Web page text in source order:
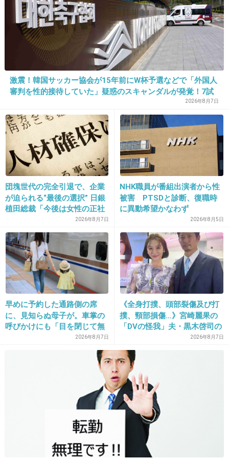
ネットは怖いよね
+32 -35
2014/04/23(水) 16:01:02
ワザとらしい口調がうざい
-24
21. 匿名 2014/04/23(水) 16:01:16
17
司会者として当たり前じゃん
+140 -10
22. 匿名 2014/04/23(水) 16:01:19
クイズ番組だけはなくならないよね、不思議な
ことに。
誰が見てんの？
あ、制作費が安上がりで済むからか。
頑張り屋だってことは前から思ってた
+216
激震！韓国サッカー協会が15年前にW杯予選などで「外国人
審判を性的接待していた」疑惑のスキャンダルが発覚！7試
合20人が対象で日本人審判が含まれていたとの指摘も…2026年8月7日
団塊世代の完全引退で、企業
が迫られる“最後の選択” 日銀
植田総裁「今後は女性の正社
員化と外国人の人材活用が
鍵」
2026年8月7日
NHK職員が番組出演者から性
被害 PTSDと診断、復職時
に異動希望かなわず
2026年8月5日
早めに予約した通路側の席
に、見知らぬ母子が。車掌の
呼びかけにも「目を閉じて無
視」して居座られました。無
局“やったもん勝ち”になって
2026年8月7日
《全身打撲、頭部裂傷及び打
撲、頸部損傷…》宮崎麗果の
「DVの怪我」夫・黒木啓司の
逮捕で始まる「夫婦の闘争」
2026年8月7日